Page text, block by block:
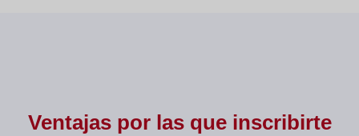
Ventajas por las que inscribirte